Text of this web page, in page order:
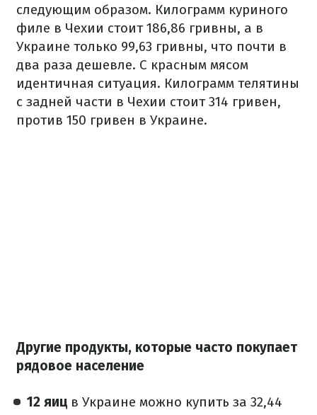
следующим образом. Килограмм куриного
филе в Чехии стоит 186,86 гривны, а в
Украине только 99,63 гривны, что почти в
два раза дешевле. С красным мясом
идентичная ситуация. Килограмм телятины
с задней части в Чехии стоит 314 гривен,
против 150 гривен в Украине.
Другие продукты, которые часто покупает
рядовое население
12 яиц в Украине можно купить за 32,44